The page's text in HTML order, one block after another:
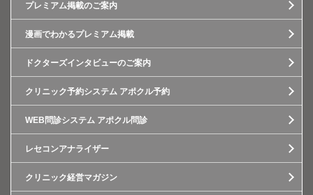
プレミアム掲載のご案内
漫画でわかるプレミアム掲載
ドクターズインタビューのご案内
クリニック予約システム アポクル予約
WEB問診システム アポクル問診
レセコンアナライザー
クリニック経営マガジン